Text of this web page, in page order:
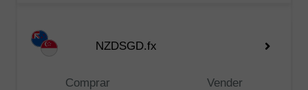
NZDSGD.fx
Comprar Vender